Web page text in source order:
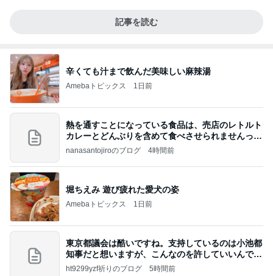
記事を読む
辛くても汁まで飲んだ美味しい麻辣湯
Amebaトピックス 1日前
熱を通すことになっている食品は、売店のレトルト
カレーとどんぶりを含めて食べさせられませんっ
て、男
nanasantojiroのブログ 4時間前
堀ちえみ 遊び疲れた愛犬の姿
Amebaトピックス 1日前
東京都議会は酷いですね。支持しているのは小池都
知事だと想いますが、こんなのを許していいんです
か？
ht9299yzf祈りのブログ 5時間前